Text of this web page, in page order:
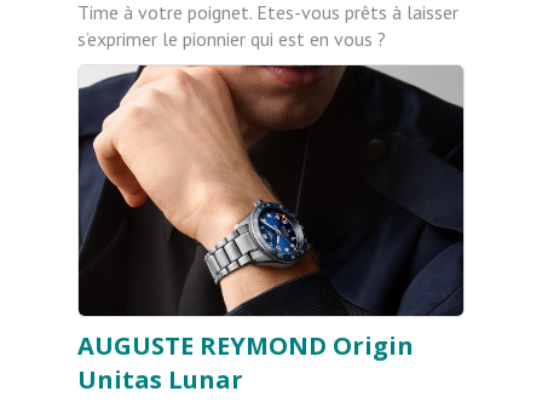
Time à votre poignet. Etes-vous prêts à laisser
s’exprimer le pionnier qui est en vous ?
AUGUSTE REYMOND Origin
Unitas Lunar